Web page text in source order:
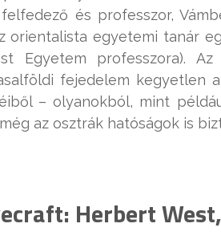
és professzor,
orientalista egyetemi tanár
Egyetem professzora).
fejedelem kegyetlen
– olyanokból, mint
az osztrák hatóságok is
Herbert